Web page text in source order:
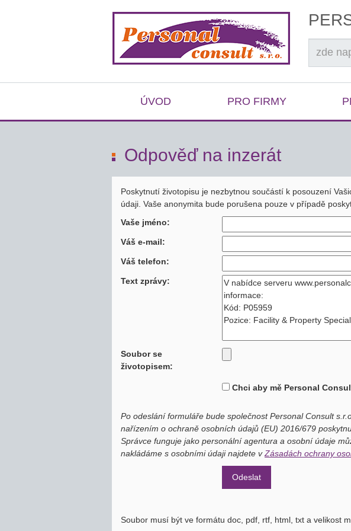
ÚVOD PRO FIRMY
Odpověď na inzerát
Poskytnutí životopisu je nezbytnou součástí k posouzení
údaji. Vaše anonymita bude porušena pouze v případě
Vaše jméno:
Váš e-mail:
Váš telefon:
Text zprávy:
Soubor se
životopisem:
Chci aby mě Personal
Po odeslání formuláře bude společnost Personal Consult
nařízením o ochraně osobních údajů (EU) 2016/679
Správce funguje jako personální agentura a osobní údaje
nakládáme s osobními údaji najdete vZásadách ochrany
Soubor musí být ve formátu doc, pdf, rtf, html, txt a velikost